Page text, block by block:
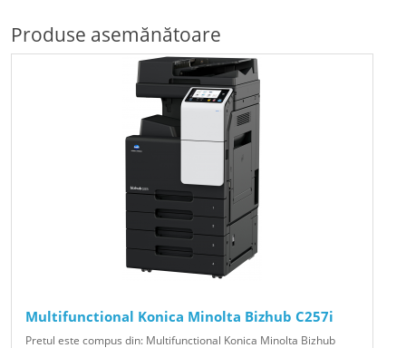
Produse asemănătoare
Multifunctional Konica Minolta Bizhub C257i
Pretul este compus din: Multifunctional Konica Minolta Bizhub